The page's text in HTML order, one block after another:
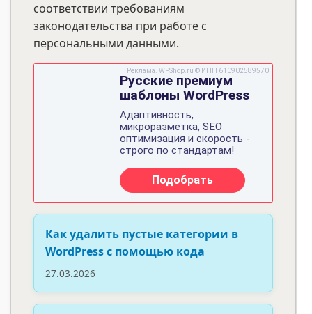
соответствии требованиям
законодательства при работе с
персональными данными.
Как удалить пустые категории в
WordPress с помощью кода
27.03.2026